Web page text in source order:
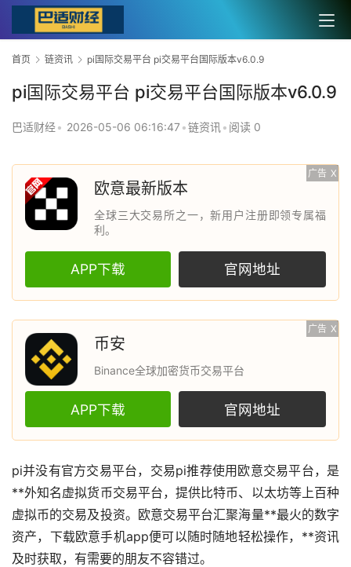
首页 链资讯 pi国际交易平台 pi交易平台国际版本v6.0.9
pi国际交易平台 pi交易平台国际版本v6.0.9
巴适财经• 2026-05-06 06:16:47 •链资讯 • 阅读 0
广告 X
欧意最新版本
全球三大交易所之一，新用户注册即领专属福
利。
APP下载 官网地址
广告 X
币安
Binance全球加密货币交易平台
APP下载 官网地址
pi并没有官方交易平台，交易pi推荐使用欧意交易平台，是
**外知名虚拟货币交易平台，提供比特币、 以太坊等上百种
虚拟币的交易及投资。欧意交易平台汇聚海量**最火的数字
资产，下载欧意手机app便可以随时随地轻松操作，**资讯
及时获取，有需要的朋友不容错过。